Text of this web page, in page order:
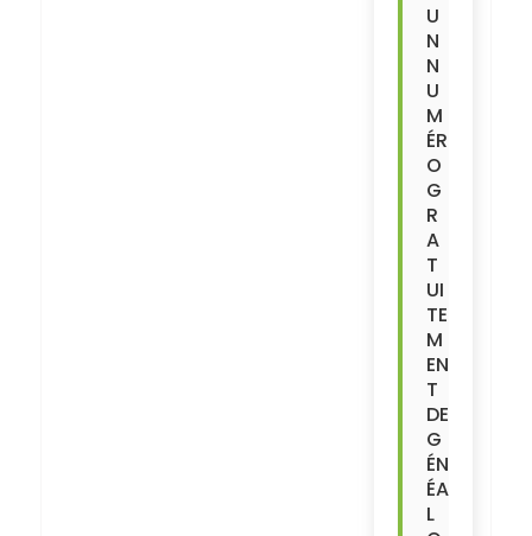
U
N
N
U
M
ÉR
O
G
R
A
T
UI
TE
M
EN
T
DE
G
ÉN
ÉA
L